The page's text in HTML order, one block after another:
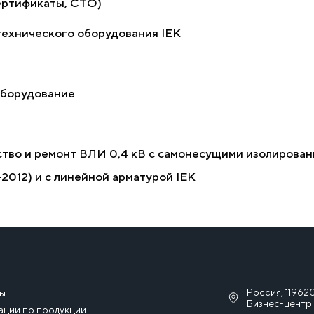
СТО)
оборудования IEK
и ремонт ВЛИ 0,4 кВ с самонесущими
и с линейной арматурой IEK
по продукции
Россия,
Бизнес-центр